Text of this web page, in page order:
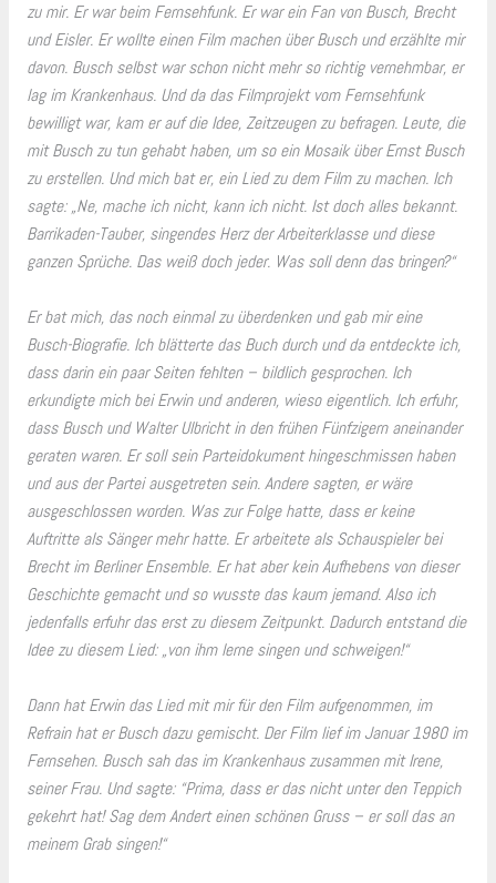
zu mir. Er war beim Fernsehfunk. Er war ein Fan von Busch, Brecht
und Eisler. Er wollte einen Film machen über Busch und erzählte mir
davon. Busch selbst war schon nicht mehr so richtig vernehmbar, er
lag im Krankenhaus. Und da das Filmprojekt vom Fernsehfunk
bewilligt war, kam er auf die Idee, Zeitzeugen zu befragen. Leute, die
mit Busch zu tun gehabt haben, um so ein Mosaik über Ernst Busch
zu erstellen. Und mich bat er, ein Lied zu dem Film zu machen. Ich
sagte: „Ne, mache ich nicht, kann ich nicht. Ist doch alles bekannt.
Barrikaden-Tauber, singendes Herz der Arbeiterklasse und diese
ganzen Sprüche. Das weiß doch jeder. Was soll denn das bringen?“
Er bat mich, das noch einmal zu überdenken und gab mir eine
Busch-Biografie. Ich blätterte das Buch durch und da entdeckte ich,
dass darin ein paar Seiten fehlten – bildlich gesprochen. Ich
erkundigte mich bei Erwin und anderen, wieso eigentlich. Ich erfuhr,
dass Busch und Walter Ulbricht in den frühen Fünfzigern aneinander
geraten waren. Er soll sein Parteidokument hingeschmissen haben
und aus der Partei ausgetreten sein. Andere sagten, er wäre
ausgeschlossen worden. Was zur Folge hatte, dass er keine
Auftritte als Sänger mehr hatte. Er arbeitete als Schauspieler bei
Brecht im Berliner Ensemble. Er hat aber kein Aufhebens von dieser
Geschichte gemacht und so wusste das kaum jemand. Also ich
jedenfalls erfuhr das erst zu diesem Zeitpunkt. Dadurch entstand die
Idee zu diesem Lied: „von ihm lerne singen und schweigen!“
Dann hat Erwin das Lied mit mir für den Film aufgenommen, im
Refrain hat er Busch dazu gemischt. Der Film lief im Januar 1980 im
Fernsehen. Busch sah das im Krankenhaus zusammen mit Irene,
seiner Frau. Und sagte: “Prima, dass er das nicht unter den Teppich
gekehrt hat! Sag dem Andert einen schönen Gruss – er soll das an
meinem Grab singen!“